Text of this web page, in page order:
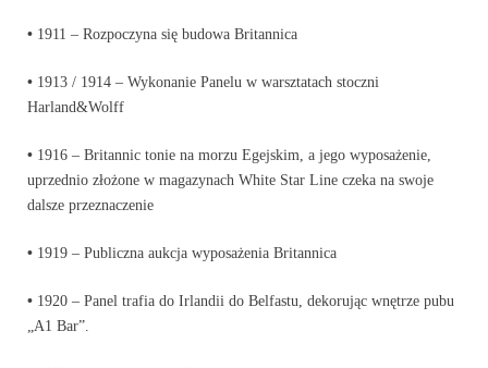
• 1911 – Rozpoczyna się budowa Britannica
• 1913 / 1914 – Wykonanie Panelu w warsztatach stoczni
Harland&Wolff
• 1916 – Britannic tonie na morzu Egejskim, a jego wyposażenie,
uprzednio złożone w magazynach White Star Line czeka na swoje
dalsze przeznaczenie
• 1919 – Publiczna aukcja wyposażenia Britannica
• 1920 – Panel trafia do Irlandii do Belfastu, dekorując wnętrze pubu
„A1 Bar”.